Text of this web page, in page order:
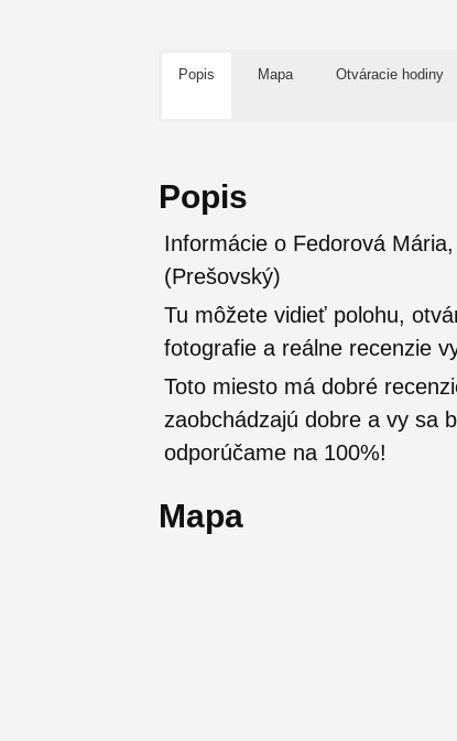
Popis Mapa Otváracie hodiny
Popis
Informácie o Fedorová
(Prešovský)
Tu môžete vidieť polohu,
fotografie a reálne recenzie
Toto miesto má dobré
zaobchádzajú dobre a vy sa
odporúčame na 100%!
Mapa